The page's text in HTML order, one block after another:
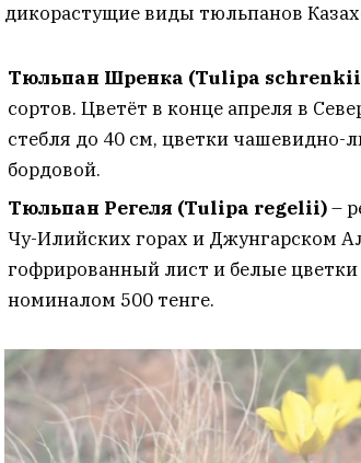
дикорастущие виды тюльпанов
Тюльпан Шренка (Tulipa
сортов. Цветёт в конце апреля в
стебля до 40 см, цветки чашевидно-
бордовой.
Тюльпан Регеля (Tulipa regelii)–
Чу-Илийских горах и Джунгарском
гофрированный лист и белые
номиналом 500 тенге.